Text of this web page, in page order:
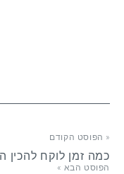
« הפוסט הקודם
כמה זמן לוקח להכין
הפוסט הבא »